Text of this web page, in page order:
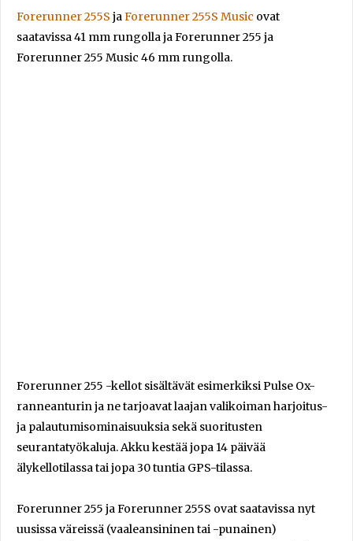
Forerunner 255S ja Forerunner 255S Music ovat
saatavissa 41 mm rungolla ja Forerunner 255 ja
Forerunner 255 Music 46 mm rungolla.
Forerunner 255 -kellot sisältävät esimerkiksi Pulse Ox-
ranneanturin ja ne tarjoavat laajan valikoiman harjoitus-
ja palautumisominaisuuksia sekä suoritusten
seurantatyökaluja. Akku kestää jopa 14 päivää
älykellotilassa tai jopa 30 tuntia GPS-tilassa.
Forerunner 255 ja Forerunner 255S ovat saatavissa nyt
uusissa väreissä (vaaleansininen tai -punainen)